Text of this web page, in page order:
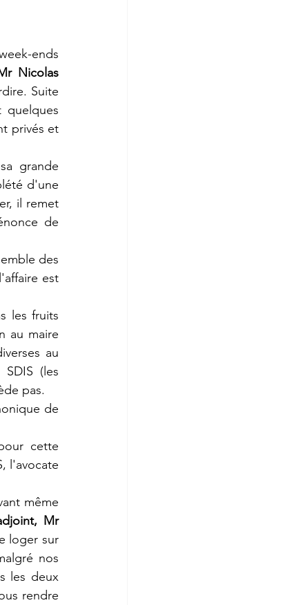
ends
Nicolas
Suite
privés et
grande
d'une
il remet
de
des
est
les fruits
au maire
au
(les
pas.
de
cette
l'avocate
même
Mr
loger sur
nos
les deux
rendre